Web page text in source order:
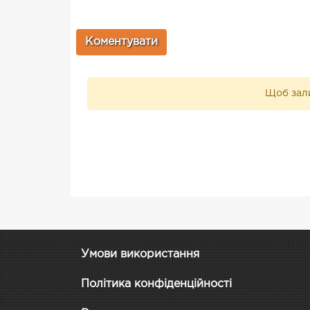
Щоб
Умови використання
Політика конфіденційності